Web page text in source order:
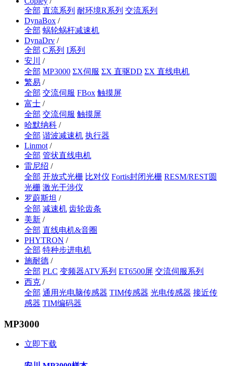
全部 直流系列 耐环境R系列 交流系列
DynaBox /
全部 蜗轮蜗杆减速机
DynaDrv /
全部 C系列 I系列
安川
/
全部 MP3000 ΣX伺服 ΣX 直驱DD ΣX 直线电机
繁易 /
全部 交流伺服 FBox 触摸屏
富士 /
全部 交流伺服 触摸屏
哈默纳科 /
全部 谐波减速机 执行器
Linmot /
全部 管状直线电机
雷尼绍 /
全部 开放式光栅 比对仪 Fortis封闭光栅 RESM/REST圆
光栅 激光干涉仪
罗蔚斯坦 /
全部 减速机 齿轮齿条
美新 /
全部 直线电机&音圈
PHYTRON /
全部 特种步进电机
施耐德 /
全部 PLC 变频器ATV系列 ET6500屏 交流伺服系列
西克 /
全部 通用光电脑传感器 TIM传感器 光电传感器 接近传
感器 TIM编码器
MP3000
立即下载